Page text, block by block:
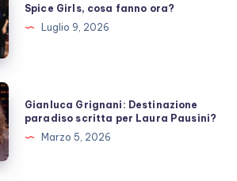
Spice Girls, cosa fanno ora?
Luglio 9, 2026
Gianluca Grignani: Destinazione
paradiso scritta per Laura Pausini?
Marzo 5, 2026